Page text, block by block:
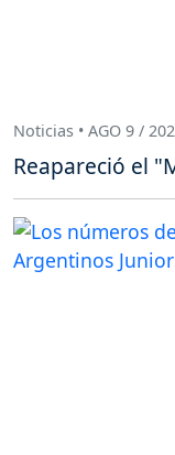
Noticias • AGO 9 /
Reapareció el